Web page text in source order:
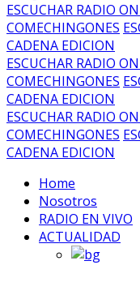
ESCUCHAR RADIO
COMECHINGONES
CADENA EDICION
ESCUCHAR RADIO
COMECHINGONES
CADENA EDICION
ESCUCHAR RADIO
COMECHINGONES
CADENA EDICION
Home
Nosotros
RADIO EN VIVO
ACTUALIDAD